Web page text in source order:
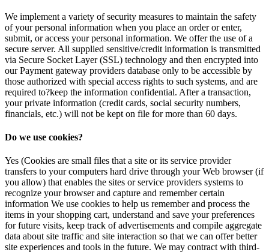
We implement a variety of security measures to maintain the safety
of your personal information when you place an order or enter,
submit, or access your personal information. We offer the use of a
secure server. All supplied sensitive/credit information is transmitted
via Secure Socket Layer (SSL) technology and then encrypted into
our Payment gateway providers database only to be accessible by
those authorized with special access rights to such systems, and are
required to?keep the information confidential. After a transaction,
your private information (credit cards, social security numbers,
financials, etc.) will not be kept on file for more than 60 days.
Do we use cookies?
Yes (Cookies are small files that a site or its service provider
transfers to your computers hard drive through your Web browser (if
you allow) that enables the sites or service providers systems to
recognize your browser and capture and remember certain
information We use cookies to help us remember and process the
items in your shopping cart, understand and save your preferences
for future visits, keep track of advertisements and compile aggregate
data about site traffic and site interaction so that we can offer better
site experiences and tools in the future. We may contract with third-